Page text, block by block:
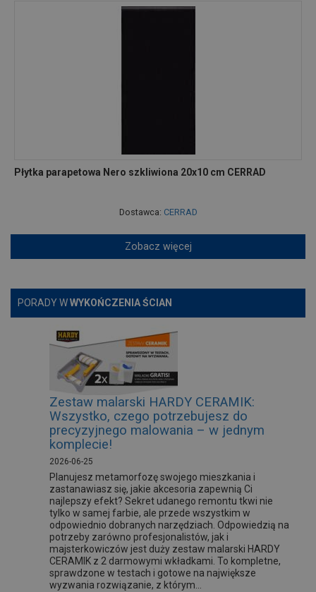
Płytka parapetowa Nero szkliwiona 20x10 cm CERRAD
Dostawca: CERRAD
Zobacz więcej
PORADY WWYKOŃCZENIA ŚCIAN
Zestaw malarski HARDY CERAMIK:
Wszystko, czego potrzebujesz do
precyzyjnego malowania – w jednym
komplecie!
2026-06-25
Planujesz metamorfozę swojego mieszkania i
zastanawiasz się, jakie akcesoria zapewnią Ci
najlepszy efekt? Sekret udanego remontu tkwi nie
tylko w samej farbie, ale przede wszystkim w
odpowiednio dobranych narzędziach. Odpowiedzią na
potrzeby zarówno profesjonalistów, jak i
majsterkowiczów jest duży zestaw malarski HARDY
CERAMIK z 2 darmowymi wkładkami. To kompletne,
sprawdzone w testach i gotowe na największe
wyzwania rozwiązanie, z którym...